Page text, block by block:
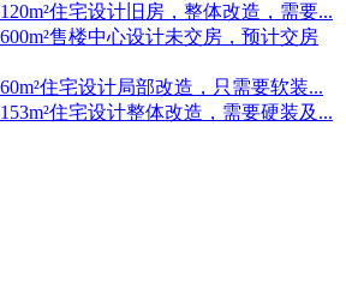
住宅设计 旧房，整体改造，需要...
售楼中心设计未交房，预计交房
住宅设计局部改造，只需要软装...
住宅设计整体改造，需要硬装及...